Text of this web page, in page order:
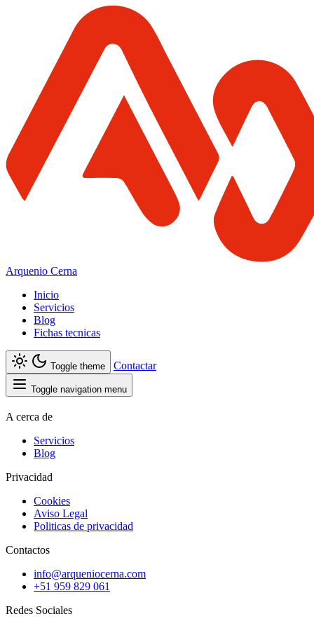
Arquenio Cerna
Inicio
Servicios
Blog
Fichas tecnicas
Toggle theme Contactar
Toggle navigation menu
A cerca de
Servicios
Blog
Privacidad
Cookies
Aviso Legal
Politicas de privacidad
Contactos
info@arqueniocerna.com
+51 959 829 061
Redes Sociales